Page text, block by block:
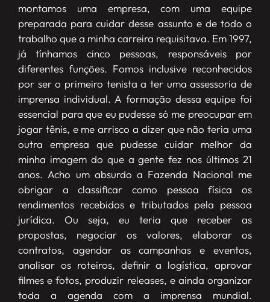
montamos uma empresa, com uma equipe
preparada para cuidar desse assunto e de todo o
trabalho que a minha carreira requisitava. Em 1997,
já tínhamos cinco pessoas, responsáveis por
diferentes funções. Fomos inclusive reconhecidos
por ser o primeiro tenista a ter uma assessoria de
imprensa individual. A formação dessa equipe foi
essencial para que eu pudesse só me preocupar em
jogar tênis, e me arrisco a dizer que não teria uma
outra empresa que pudesse cuidar melhor da
minha imagem do que a gente fez nos últimos 21
anos. Acho um absurdo a Fazenda Nacional me
obrigar a classificar como pessoa física os
rendimentos recebidos e tributados pela pessoa
jurídica. Ou seja, eu teria que receber as
propostas, negociar os valores, elaborar os
contratos, agendar as campanhas e eventos,
analisar os roteiros, definir a logística, aprovar
filmes e fotos, produzir releases, e ainda organizar
toda a agenda com a imprensa mundial.